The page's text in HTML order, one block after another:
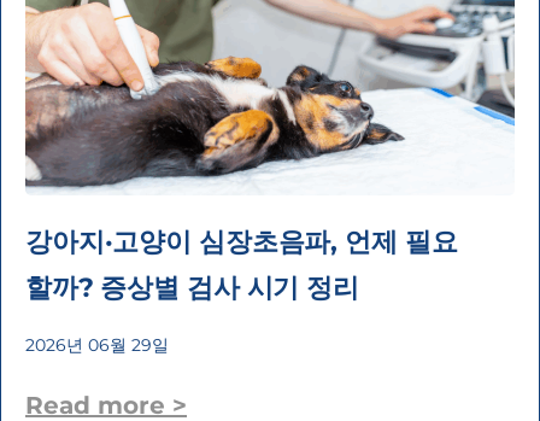
강아지·고양이 심장초음파, 언제 필요
할까? 증상별 검사 시기 정리
2026년 06월 29일
Read more >